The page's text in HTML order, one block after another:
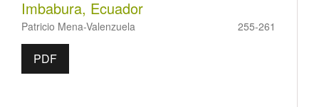
Imbabura, Ecuador
Patricio Mena-Valenzuela 255-261
PDF